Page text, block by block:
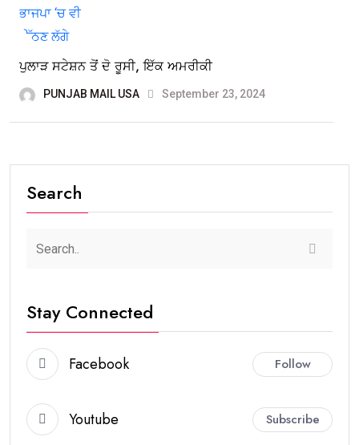
ਪੁਲਾੜ ਸਟੇਸ਼ਨ ਤੋਂ ਦੋ ਰੂਸੀ, ਇੱਕ ਅਮਰੀਕੀ
PUNJAB MAIL USA September 23, 2024
Search
Stay Connected
Facebook Follow
Youtube Subscribe